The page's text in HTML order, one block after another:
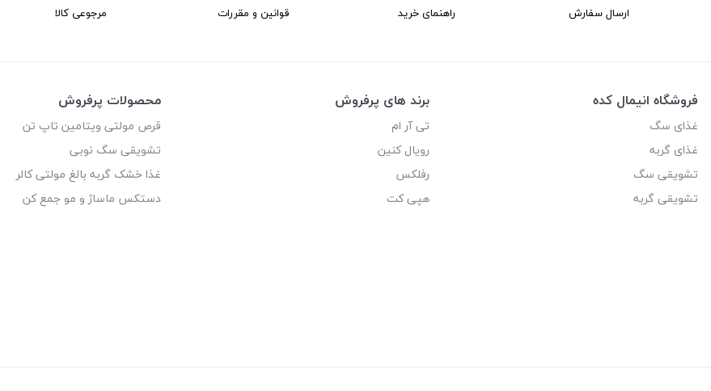
ارسال سفارش راهنمای خرید قوانین و مقررات مرجوعی کالا
فروشگاه انیمال کده
غذای سگ
غذای گربه
تشویقی سگ
تشویقی گربه
برند های پرفروش
تی آر ام
رویال کنین
رفلکس
هپی کت
محصولات پرفروش
قرص مولتی ویتامین تاپ تن
تشویقی سگ نوبی
غذا خشک گربه بالغ مولتی کالر
دستکس ماساژ و مو جمع کن